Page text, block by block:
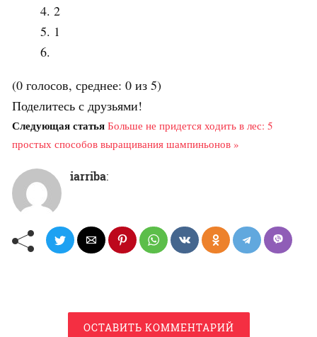
2
1
(0 голосов, среднее: 0 из 5)
Поделитесь с друзьями!
Следующая статья Больше не придется ходить в лес: 5
простых способов выращивания шампиньонов »
iarriba:
ОСТАВИТЬ КОММЕНТАРИЙ